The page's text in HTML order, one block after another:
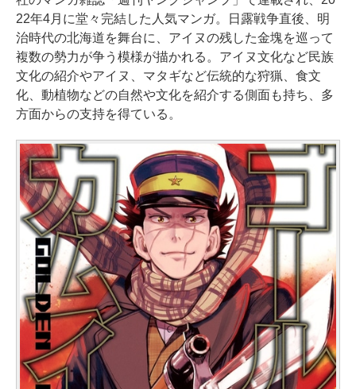
22年4月に堂々完結した人気マンガ。日露戦争直後、明
治時代の北海道を舞台に、アイヌの残した金塊を巡って
複数の勢力が争う模様が描かれる。アイヌ文化など民族
文化の紹介やアイヌ、マタギなど伝統的な狩猟、食文
化、動植物などの自然や文化を紹介する側面も持ち、多
方面からの支持を得ている。